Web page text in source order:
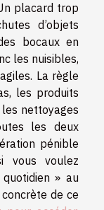
placard trop
d’objets
bocaux en
les nuisibles,
La règle
les produits
nettoyages
les deux
pénible
vous voulez
» au
de ce